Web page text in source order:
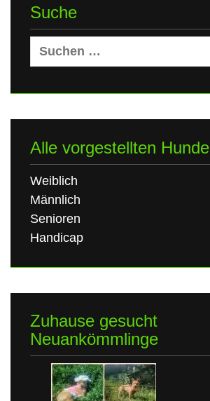
Suche
Suchen
nach:
Alle vorgestellten Hunde
Weiblich
Männlich
Senioren
Handicap
Zuhause gesucht
Neuankömmlinge